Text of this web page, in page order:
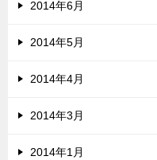
2014年6月
2014年5月
2014年4月
2014年3月
2014年1月